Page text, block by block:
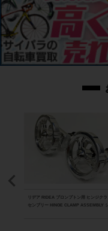
リデア RIDEA ブロンプトン用 ヒンジク
センブリー HINGE CLAMP ASSEMBLY